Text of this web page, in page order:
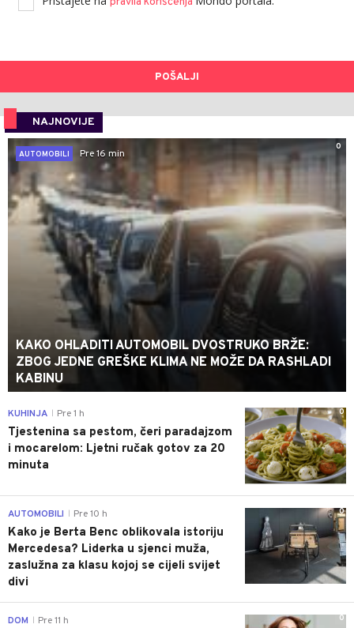
POŠALJI
NAJNOVIJE
0
AUTOMOBILI
Pre 16 min
KAKO OHLADITI AUTOMOBIL DVOSTRUKO BRŽE:
ZBOG JEDNE GREŠKE KLIMA NE MOŽE DA RASHLADI
KABINU
0
KUHINJA Pre 1 h
Tjestenina sa pestom, čeri paradajzom
i mocarelom: Ljetni ručak gotov za 20
minuta
0
AUTOMOBILI Pre 10 h
Kako je Berta Benc oblikovala istoriju
Mercedesa? Liderka u sjenci muža,
zaslužna za klasu kojoj se cijeli svijet
divi
0
DOM Pre 11 h